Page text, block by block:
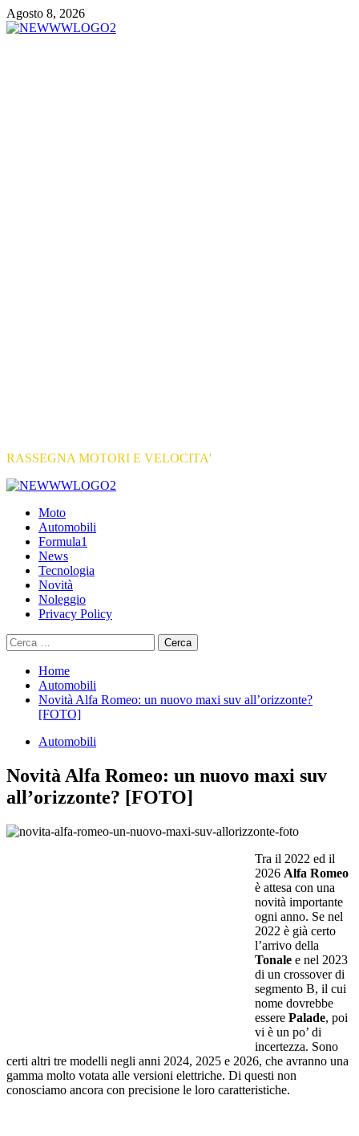
Vai
al
Agosto 8, 2026
RASSEGNA MOTORI E VELOCITA'
Primary
Moto
Automobili
Formula1
News
Tecnologia
Novità
Noleggio
Privacy Policy
Ricerca
per:
Home
Automobili
Novità Alfa Romeo: un nuovo maxi suv all’orizzonte?
[FOTO]
Automobili
Novità Alfa Romeo: un nuovo maxi suv
all’orizzonte? [FOTO]
Tra il 2022 ed il
2026 Alfa Romeo
è attesa con una
novità importante
ogni anno. Se nel
2022 è già certo
l’arrivo della
Tonale e nel 2023
di un crossover di
segmento B, il cui
nome dovrebbe
essere Palade, poi
vi è un po’ di
incertezza. Sono
certi altri tre modelli negli anni 2024, 2025 e 2026, che avranno una
gamma molto votata alle versioni elettriche. Di questi non
conosciamo ancora con precisione le loro caratteristiche.